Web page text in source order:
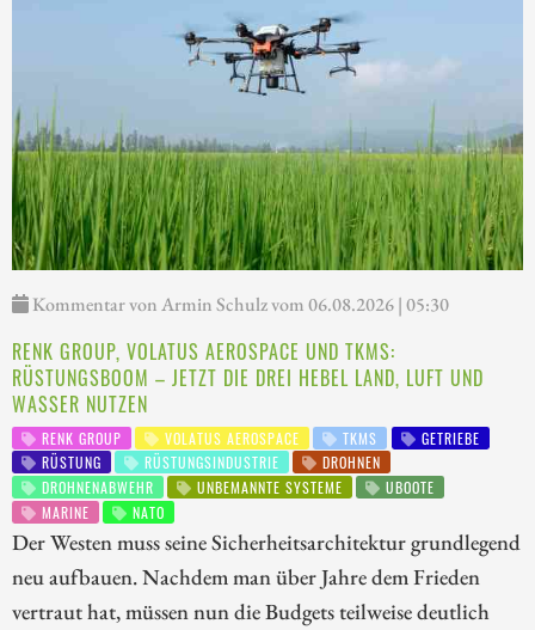
Kommentar von Armin Schulz vom 06.08.2026 | 05:30
RENK GROUP, VOLATUS AEROSPACE UND TKMS:
RÜSTUNGSBOOM – JETZT DIE DREI HEBEL LAND, LUFT UND
WASSER NUTZEN
RENK GROUP VOLATUS AEROSPACE TKMS
GETRIEBE
RÜSTUNG
RÜSTUNGSINDUSTRIE
DROHNEN
DROHNENABWEHR
UNBEMANNTE SYSTEME
UBOOTE
MARINE
NATO
Der Westen muss seine Sicherheitsarchitektur grundlegend
neu aufbauen. Nachdem man über Jahre dem Frieden
vertraut hat, müssen nun die Budgets teilweise deutlich